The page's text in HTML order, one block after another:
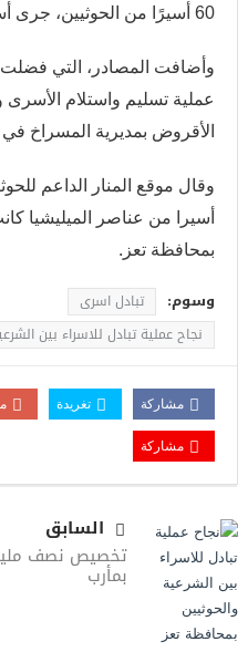
60 أسيرًا من الحوثيين، جرى أسرهم خلال معارك بالمحافظة.
وأضافت المصادر، التي
عملية تسليم واستلام
الأقروض بمديرية المسراخ
أسيرا من عناصر الميليشيا
بمحافظة تعز.
وسوم:
تبادل اسرى
نجاح عملية تبادل للاسراء بين
مشاركة تغريدة
مشاركة
السابق
تخصيص نصف
بمأرب